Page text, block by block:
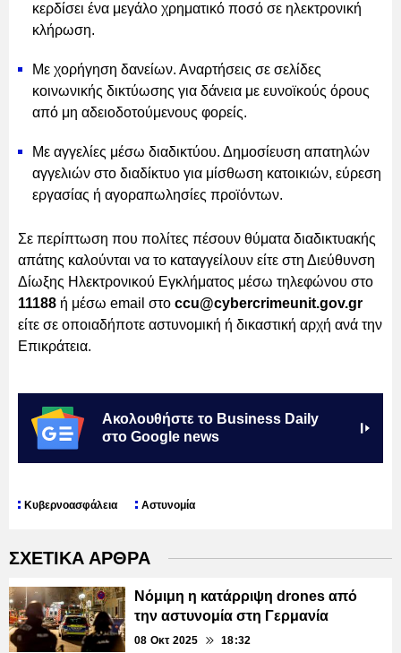
κερδίσει ένα μεγάλο χρηματικό ποσό σε ηλεκτρονική
κλήρωση.
Με χορήγηση δανείων. Αναρτήσεις σε σελίδες
κοινωνικής δικτύωσης για δάνεια με ευνοϊκούς όρους
από μη αδειοδοτούμενους φορείς.
Με αγγελίες μέσω διαδικτύου. Δημοσίευση απατηλών
αγγελιών στο διαδίκτυο για μίσθωση κατοικιών, εύρεση
εργασίας ή αγοραπωλησίες προϊόντων.
Σε περίπτωση που πολίτες πέσουν θύματα διαδικτυακής
απάτης καλούνται να το καταγγείλουν είτε στη Διεύθυνση
Δίωξης Ηλεκτρονικού Εγκλήματος μέσω τηλεφώνου στο
11188 ή μέσω email στο ccu@cybercrimeunit.gov.gr
είτε σε οποιαδήποτε αστυνομική ή δικαστική αρχή ανά την
Επικράτεια.
Ακολουθήστε το Business Daily
στο Google news
Κυβερνοασφάλεια Αστυνομία
ΣΧΕΤΙΚΑ ΑΡΘΡΑ
Νόμιμη η κατάρριψη drones από
την αστυνομία στη Γερμανία
08 Οκτ 2025 18:32